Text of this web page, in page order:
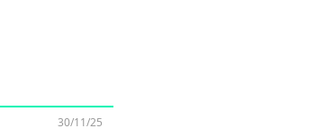
30/11/25